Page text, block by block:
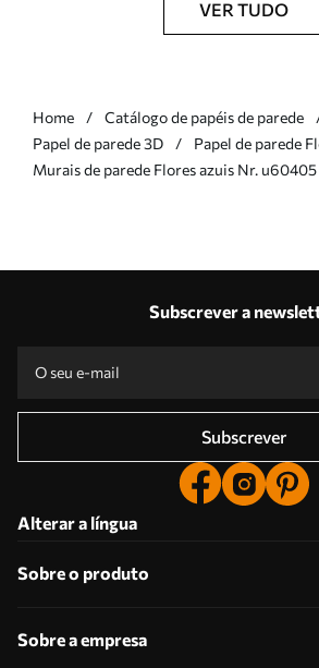
VER TUDO
Home
Catálogo de papéis de parede
Papel de parede 3D
Papel de parede
Murais de parede Flores azuis Nr. u60405
Subscrever a
Subscrever
Alterar a língua
Sobre o produto
Sobre a empresa